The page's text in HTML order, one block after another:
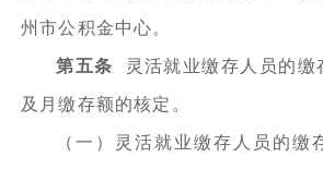
州市公积金中心。
第五条 灵活就业缴存人员的缴
及月缴存额的核定。
（一）灵活就业缴存人员的缴